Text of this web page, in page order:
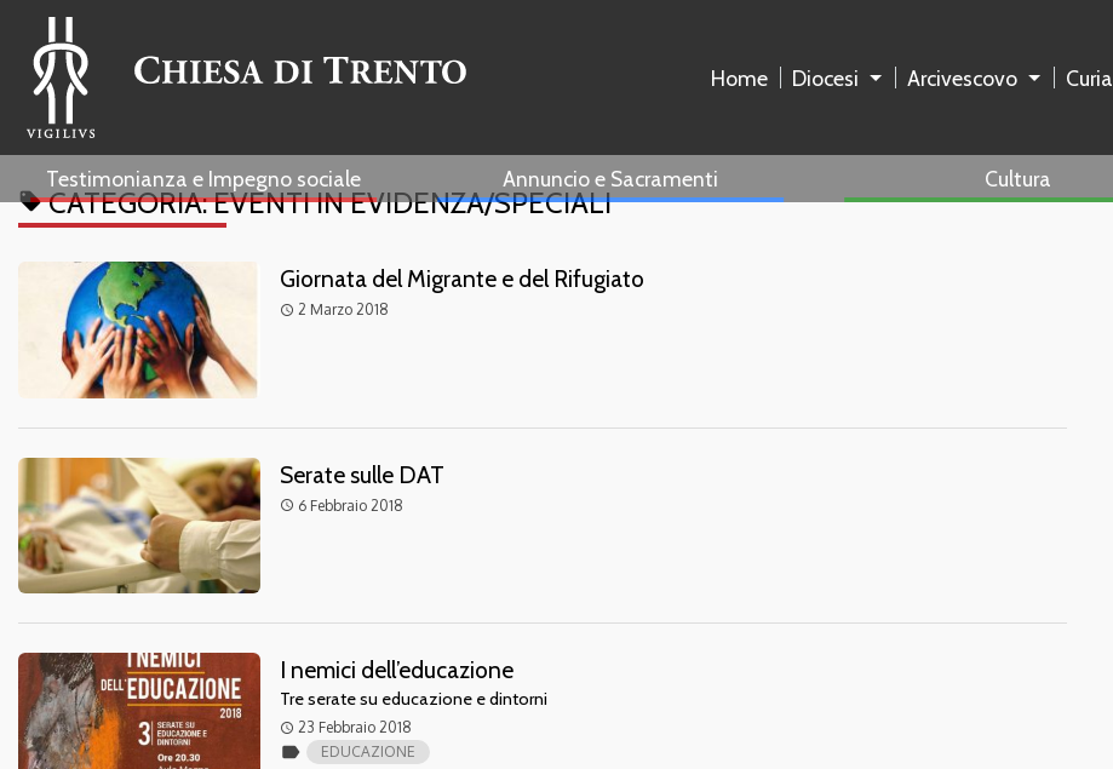
Home Diocesi Arcivescovo Curia
Testimonianza e Impegno sociale Annuncio e Sacramenti Cultura
local_offerCATEGORIA:EVENTI IN EVIDENZA/SPECIALI
Giornata del Migrante e del Rifugiato
access_time 2 Marzo 2018
Serate sulle DAT
access_time 6 Febbraio 2018
I nemici dell’educazione
Tre serate su educazione e dintorni
access_time 23 Febbraio 2018
label EDUCAZIONE